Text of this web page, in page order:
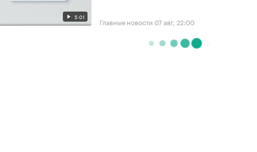
5:01 Главные новости 07 авг, 22:00